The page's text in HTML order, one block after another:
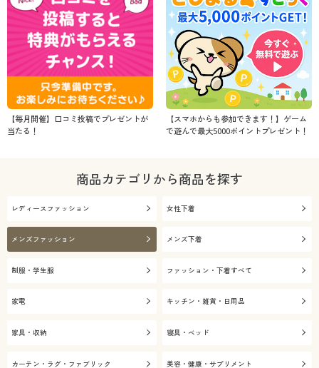
【毎月開催】口コミ投稿でプレゼントが
当たる！
【スマホからも参加できます！】ゲーム
で遊んで最大5000ポイントプレゼント！
商品カテゴリから商品を探す
レディースファッション 女性下着
メンズファッション メンズ下着
制服・学生服 ファッション・下着すべて
家電 キッチン・雑貨・日用品
家具・収納 寝具・ベッド
カーテン・ラグ・ファブリック 美容・健康・サプリメント